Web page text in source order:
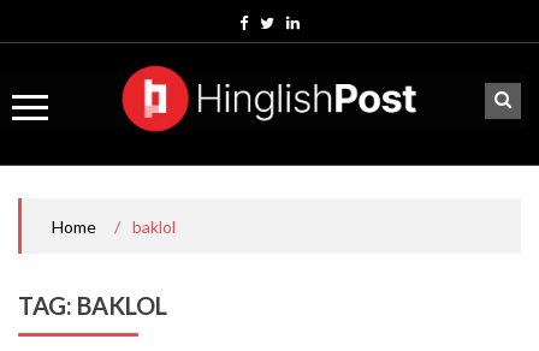
Home / baklol
TAG: BAKLOL